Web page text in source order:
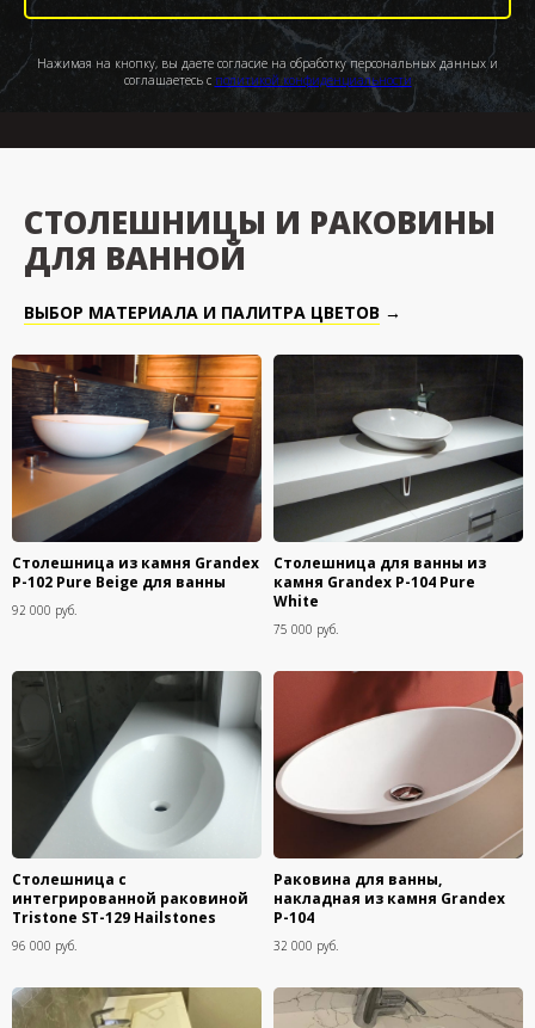
Нажимая на кнопку, вы даете согласие на обработку персональных данных и
соглашаетесь c политикой конфиденциальности
СТОЛЕШНИЦЫ И РАКОВИНЫ
ДЛЯ ВАННОЙ
ВЫБОР МАТЕРИАЛА И ПАЛИТРА ЦВЕТОВ →
Столешница из камня Grandex
P-102 Pure Beige для ванны
92 000 руб.
Столешница для ванны из
камня Grandex P-104 Pure
White
75 000 руб.
Столешница с
интегрированной раковиной
Tristone ST-129 Hailstones
96 000 руб.
Раковина для ванны,
накладная из камня Grandex
Р-104
32 000 руб.